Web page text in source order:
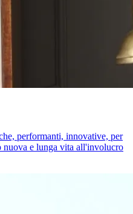
performanti, innovative, per
nuova e lunga vita all'involucro